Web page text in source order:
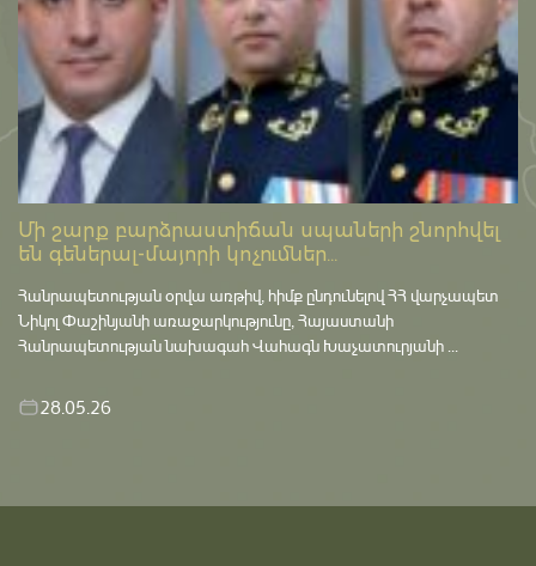
Մի շարք բարձրաստիճան սպաների շնորհվել
են գեներալ-մայորի կոչումներ...
Հանրապետության օրվա առթիվ, հիմք ընդունելով ՀՀ վարչապետ
Նիկոլ Փաշինյանի առաջարկությունը, Հայաստանի
Հանրապետության նախագահ Վահագն Խաչատուրյանի ...
28.05.26